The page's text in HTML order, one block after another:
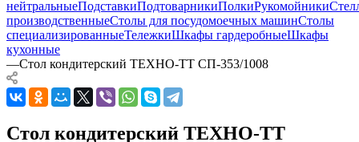
нейтральныеПодставкиПодтоварникиПолкиРукомойники
производственныеСтолы для посудомоечных машинСтолы
специализированныеТележкиШкафы гардеробныеШкафы
кухонные
—Стол кондитерский ТЕХНО-ТТ СП-353/1008
Стол кондитерский ТЕХНО-ТТ